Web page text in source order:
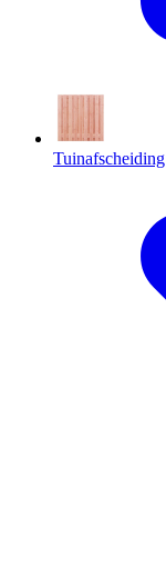
Tuinafscheiding